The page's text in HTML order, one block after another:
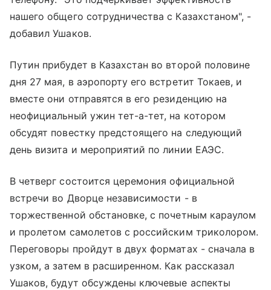
нашего общего сотрудничества с Казахстаном", -
добавил Ушаков.
Путин прибудет в Казахстан во второй половине
дня 27 мая, в аэропорту его встретит Токаев, и
вместе они отправятся в его резиденцию на
неофициальный ужин тет-а-тет, на котором
обсудят повестку предстоящего на следующий
день визита и мероприятий по линии ЕАЭС.
В четверг состоится церемония официальной
встречи во Дворце независимости - в
торжественной обстановке, с почетным караулом
и пролетом самолетов с российским триколором.
Переговоры пройдут в двух форматах - сначала в
узком, а затем в расширенном. Как рассказал
Ушаков, будут обсуждены ключевые аспекты